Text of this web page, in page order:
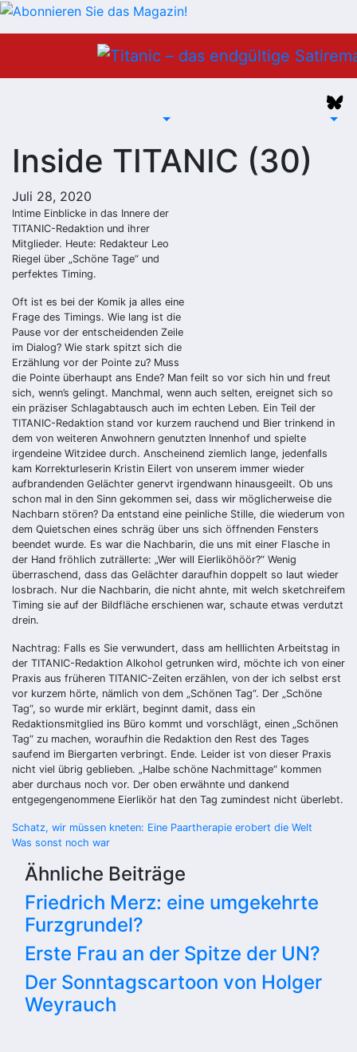
Inside TITANIC (30)
Juli 28, 2020
Intime Einblicke in das Innere der
TITANIC-Redaktion und ihrer
Mitglieder. Heute: Redakteur Leo
Riegel über „Schöne Tage“ und
perfektes Timing.
Oft ist es bei der Komik ja alles eine
Frage des Timings. Wie lang ist die
Pause vor der entscheidenden Zeile
im Dialog? Wie stark spitzt sich die
Erzählung vor der Pointe zu? Muss
die Pointe überhaupt ans Ende? Man feilt so vor sich hin und freut
sich, wenn’s gelingt. Manchmal, wenn auch selten, ereignet sich so
ein präziser Schlagabtausch auch im echten Leben. Ein Teil der
TITANIC-Redaktion stand vor kurzem rauchend und Bier trinkend in
dem von weiteren Anwohnern genutzten Innenhof und spielte
irgendeine Witzidee durch. Anscheinend ziemlich lange, jedenfalls
kam Korrekturleserin Kristin Eilert von unserem immer wieder
aufbrandenden Gelächter genervt irgendwann hinausgeeilt. Ob uns
schon mal in den Sinn gekommen sei, dass wir möglicherweise die
Nachbarn stören? Da entstand eine peinliche Stille, die wiederum von
dem Quietschen eines schräg über uns sich öffnenden Fensters
beendet wurde. Es war die Nachbarin, die uns mit einer Flasche in
der Hand fröhlich zuträllerte: „Wer will Eierliköhöör?“ Wenig
überraschend, dass das Gelächter daraufhin doppelt so laut wieder
losbrach. Nur die Nachbarin, die nicht ahnte, mit welch sketchreifem
Timing sie auf der Bildfläche erschienen war, schaute etwas verdutzt
drein.
Nachtrag: Falls es Sie verwundert, dass am helllichten Arbeitstag in
der TITANIC-Redaktion Alkohol getrunken wird, möchte ich von einer
Praxis aus früheren TITANIC-Zeiten erzählen, von der ich selbst erst
vor kurzem hörte, nämlich von dem „Schönen Tag“. Der „Schöne
Tag“, so wurde mir erklärt, beginnt damit, dass ein
Redaktionsmitglied ins Büro kommt und vorschlägt, einen „Schönen
Tag“ zu machen, woraufhin die Redaktion den Rest des Tages
saufend im Biergarten verbringt. Ende. Leider ist von dieser Praxis
nicht viel übrig geblieben. „Halbe schöne Nachmittage“ kommen
aber durchaus noch vor. Der oben erwähnte und dankend
entgegengenommene Eierlikör hat den Tag zumindest nicht überlebt.
Beitragsnavigation
Schatz, wir müssen kneten: Eine Paartherapie erobert die Welt
Was sonst noch war
Ähnliche Beiträge
Friedrich Merz: eine umgekehrte
Furzgrundel?
Erste Frau an der Spitze der UN?
Der Sonntagscartoon von Holger
Weyrauch